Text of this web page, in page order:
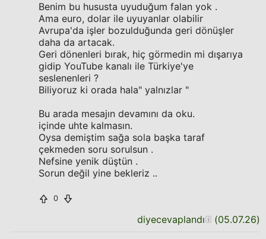
Benim bu hususta uyuduğum falan yok .
Ama euro, dolar ile uyuyanlar olabilir
Avrupa'da işler bozulduğunda geri dönüşler
daha da artacak.
Geri dönenleri bırak, hiç görmedin mi dışarıya
gidip YouTube kanalı ile Türkiye'ye
seslenenleri ?
Biliyoruz ki orada hala" yalnızlar "
Bu arada mesajın devamını da oku.
içinde uhte kalmasın.
Oysa demiştim sağa sola başka taraf
çekmeden soru sorulsun .
Nefsine yenik düştün .
Sorun değil yine bekleriz ..
0
diyecevaplandı (05.07.26)